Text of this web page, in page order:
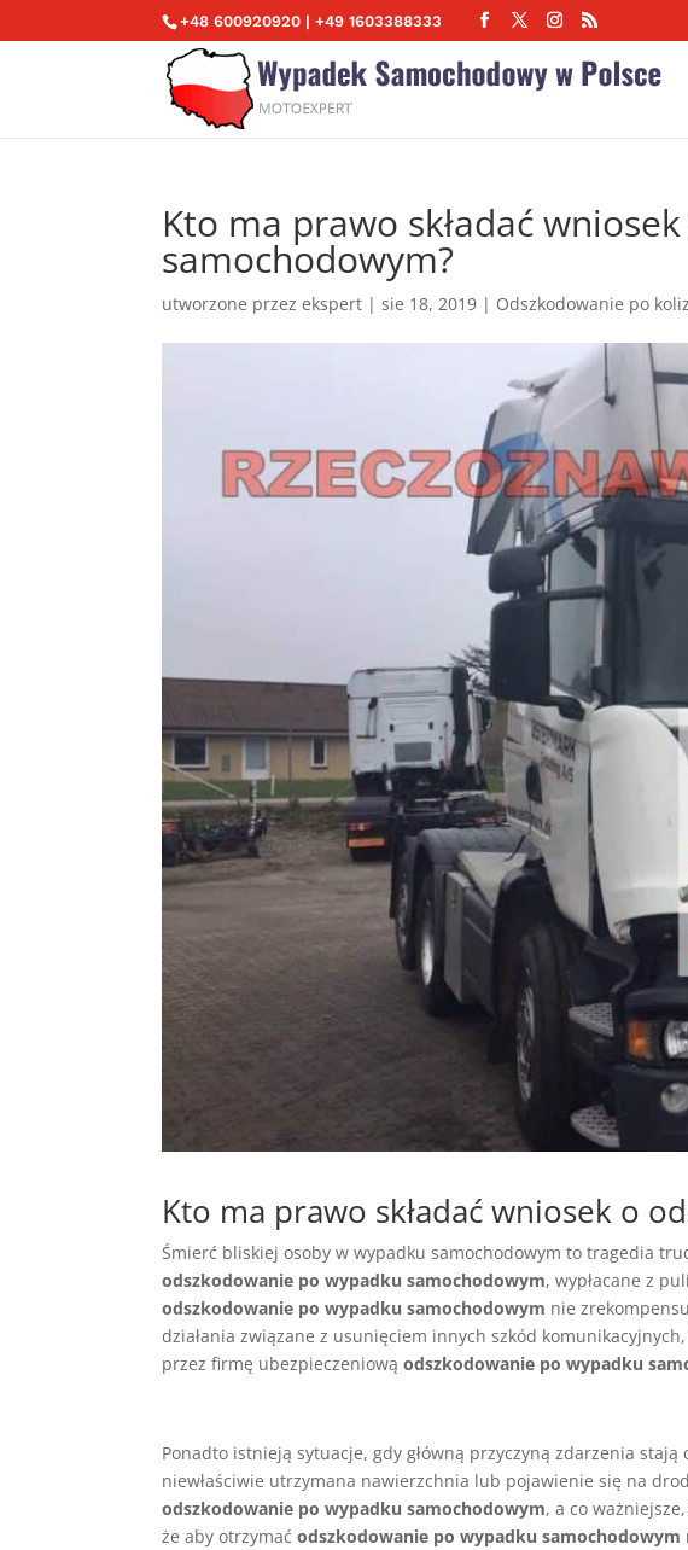
+48 600920920 | +49 1603388333
Kto ma prawo składać
samochodowym?
utworzone przezekspert |sie 18, 2019 | Odszkodowanie po
Kto ma prawo składać wniosek o
Śmierć bliskiej osoby w wypadku samochodowym to tragedia
odszkodowanie po wypadku samochodowym, wypłacane z
odszkodowanie po wypadku samochodowym nie
działania związane z usunięciem innych szkód
przez firmę ubezpieczeniową odszkodowanie po wypadku
Ponadto istnieją sytuacje, gdy główną przyczyną zdarzenia
niewłaściwie utrzymana nawierzchnia lub pojawienie się na
odszkodowanie po wypadku samochodowym, a co
że aby otrzymać odszkodowanie po wypadku samochodowym